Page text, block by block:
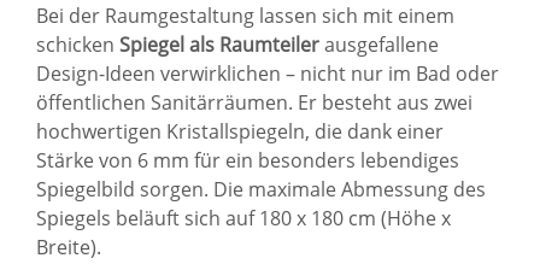
Bei der Raumgestaltung lassen sich mit einem
schicken Spiegel als Raumteilerausgefallene
Design-Ideen verwirklichen – nicht nur im Bad oder
öffentlichen Sanitärräumen. Er besteht aus zwei
hochwertigen Kristallspiegeln, die dank einer
Stärke von 6 mm für ein besonders lebendiges
Spiegelbild sorgen. Die maximale Abmessung des
Spiegels beläuft sich auf 180 x 180 cm (Höhe x
Breite).